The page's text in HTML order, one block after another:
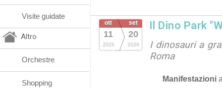
ott
11
2025
set
20
2026
Il Dino Park
I dinosauri a
Roma
Manifestazioni
Visite guidate
Altro
Orchestre
Shopping